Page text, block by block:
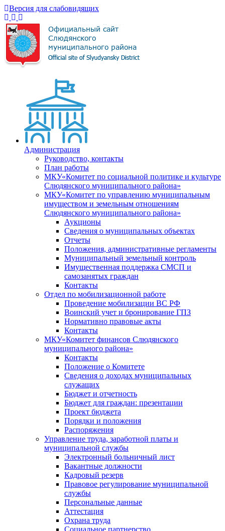
Версия для слабовидящих
Администрация
Руководство, контакты
План работы
МКУ«Комитет по социальной политике и культуре
Слюдянского муниципального района»
МКУ«Комитет по управлению муниципальным
имуществом и земельным отношениям
Слюдянского муниципального района»
Аукционы
Сведения о муниципальных объектах
Отчеты
Положения, административные регламенты
Муниципальный земельный контроль
Имущественная поддержка СМСП и
самозанятых граждан
Контакты
Отдел по мобилизационной работе
Проведение мобилизации ВС РФ
Воинский учет и бронирование ГПЗ
Нормативно правовые акты
Контакты
МКУ«Комитет финансов Слюдянского
муниципального района»
Контакты
Положение о Комитете
Сведения о доходах муниципальных
служащих
Бюджет и отчетность
Бюджет для граждан: презентации
Проект бюджета
Порядки и положения
Распоряжения
Управление труда, заработной платы и
муниципальной службы
Электронный больничный лист
Вакантные должности
Кадровый резерв
Правовое регулирование муниципальной
службы
Персональные данные
Аттестация
Охрана труда
Социальное партнерство